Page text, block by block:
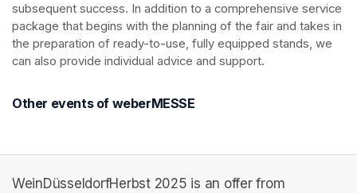
subsequent success. In addition to a comprehensive service
package that begins with the planning of the fair and takes in
the preparation of ready-to-use, fully equipped stands, we
can also provide individual advice and support.
Other events of weberMESSE
WeinDüsseldorfHerbst 2025 is an offer from